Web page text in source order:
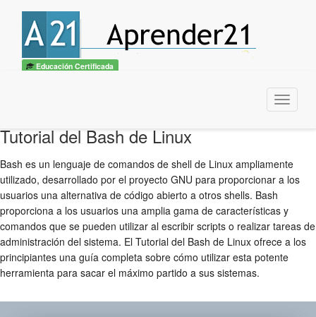
Educación Certificada
Menu
Tutorial del Bash de Linux
Bash es un lenguaje de comandos de shell de Linux ampliamente
utilizado, desarrollado por el proyecto GNU para proporcionar a los
usuarios una alternativa de código abierto a otros shells. Bash
proporciona a los usuarios una amplia gama de características y
comandos que se pueden utilizar al escribir scripts o realizar tareas de
administración del sistema. El Tutorial del Bash de Linux ofrece a los
principiantes una guía completa sobre cómo utilizar esta potente
herramienta para sacar el máximo partido a sus sistemas.